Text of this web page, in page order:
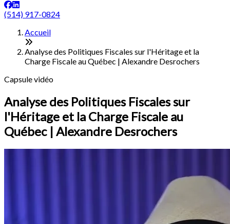
(514) 917-0824
Accueil
Analyse des Politiques Fiscales sur l'Héritage et la
Charge Fiscale au Québec | Alexandre Desrochers
Capsule vidéo
Analyse des Politiques Fiscales sur
l'Héritage et la Charge Fiscale au
Québec | Alexandre Desrochers